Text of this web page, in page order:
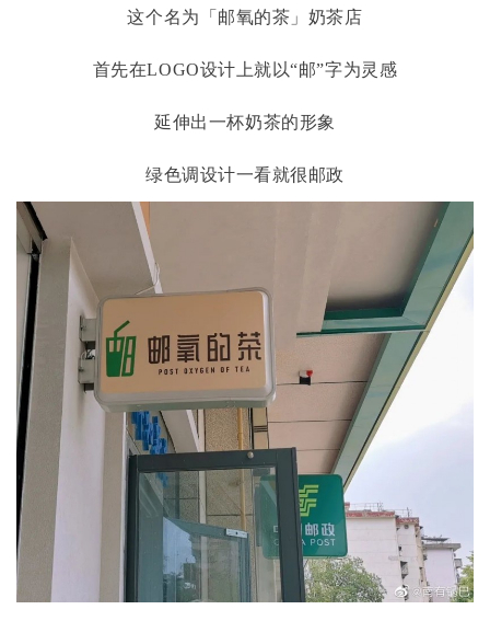
这个名为「邮氧的茶」奶茶店
首先在LOGO设计上就以“邮”字为灵感
延伸出一杯奶茶的形象
绿色调设计一看就很邮政